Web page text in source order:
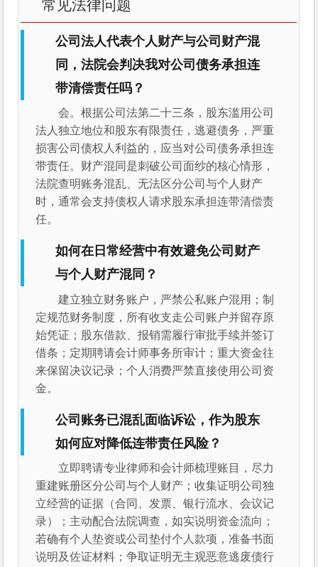
常见法律问题
公司法人代表个人财产与公司财产混
同，法院会判决我对公司债务承担连
带清偿责任吗？
会。根据公司法第二十三条，股东滥用公司
法人独立地位和股东有限责任，逃避债务，严重
损害公司债权人利益的，应当对公司债务承担连
带责任。财产混同是刺破公司面纱的核心情形，
法院查明账务混乱、无法区分公司与个人财产
时，通常会支持债权人请求股东承担连带清偿责
任。
如何在日常经营中有效避免公司财产
与个人财产混同？
建立独立财务账户，严禁公私账户混用；制
定规范财务制度，所有收支走公司账户并留存原
始凭证；股东借款、报销需履行审批手续并签订
借条；定期聘请会计师事务所审计；重大资金往
来保留决议记录；个人消费严禁直接使用公司资
金。
公司账务已混乱面临诉讼，作为股东
如何应对降低连带责任风险？
立即聘请专业律师和会计师梳理账目，尽力
重建账册区分公司与个人财产；收集证明公司独
立经营的证据（合同、发票、银行流水、会议记
录）；主动配合法院调查，如实说明资金流向；
若确有个人垫资或公司垫付个人款项，准备书面
说明及佐证材料；争取证明无主观恶意逃废债行